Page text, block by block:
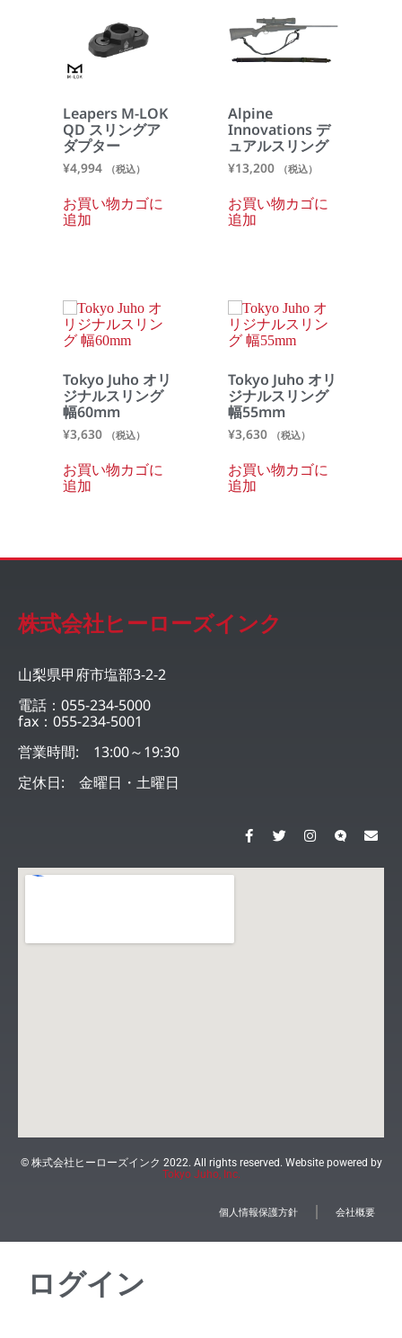
Leapers M-LOK
QD スリングア
ダプター
¥4,994 （税込）
お買い物カゴに
追加
Alpine
Innovations デ
ュアルスリング
¥13,200 （税込）
お買い物カゴに
追加
Tokyo Juho オリ
ジナルスリング
幅60mm
¥3,630 （税込）
お買い物カゴに
追加
Tokyo Juho オリ
ジナルスリング
幅55mm
¥3,630 （税込）
お買い物カゴに
追加
株式会社ヒーローズインク
山梨県甲府市塩部3-2-2
電話：055-234-5000
fax：055-234-5001
営業時間: 13:00～19:30
定休日: 金曜日・土曜日
© 株式会社ヒーローズインク 2022. All rights reserved. Website powered by
Tokyo Juho, Inc.
個人情報保護方針 会社概要
ログイン